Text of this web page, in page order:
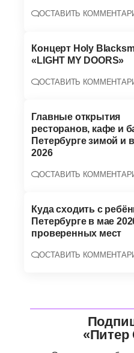
ОСТАВИТЬ
Концерт Holy
«LIGHT MY DOORS»
ОСТАВИТЬ
Главные открытия
ресторанов, кафе и
Петербурге зимой и
2026
ОСТАВИТЬ
Куда сходить с
Петербурге в мае
проверенных мест
ОСТАВИТЬ
«Питер